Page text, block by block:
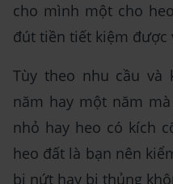
cho mình một cho
đút tiền tiết kiệm được
Tùy theo nhu cầu và
năm hay một năm
nhỏ hay heo có kích
heo đất là bạn nên
bị nứt hay bị thủng